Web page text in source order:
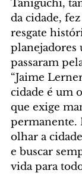
Taniguchi,
da cidade,
resgate
planejadores
passaram
“Jaime
cidade é um
que exige
permanente.
olhar a
e buscar
vida para